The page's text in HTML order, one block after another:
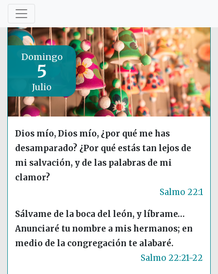
Domingo
5
Julio
Dios mío, Dios mío, ¿por qué me has
desamparado? ¿Por qué estás tan lejos de
mi salvación, y de las palabras de mi
clamor?
Salmo 22:1
Sálvame de la boca del león, y líbrame…
Anunciaré tu nombre a mis hermanos; en
medio de la congregación te alabaré.
Salmo 22:21-22